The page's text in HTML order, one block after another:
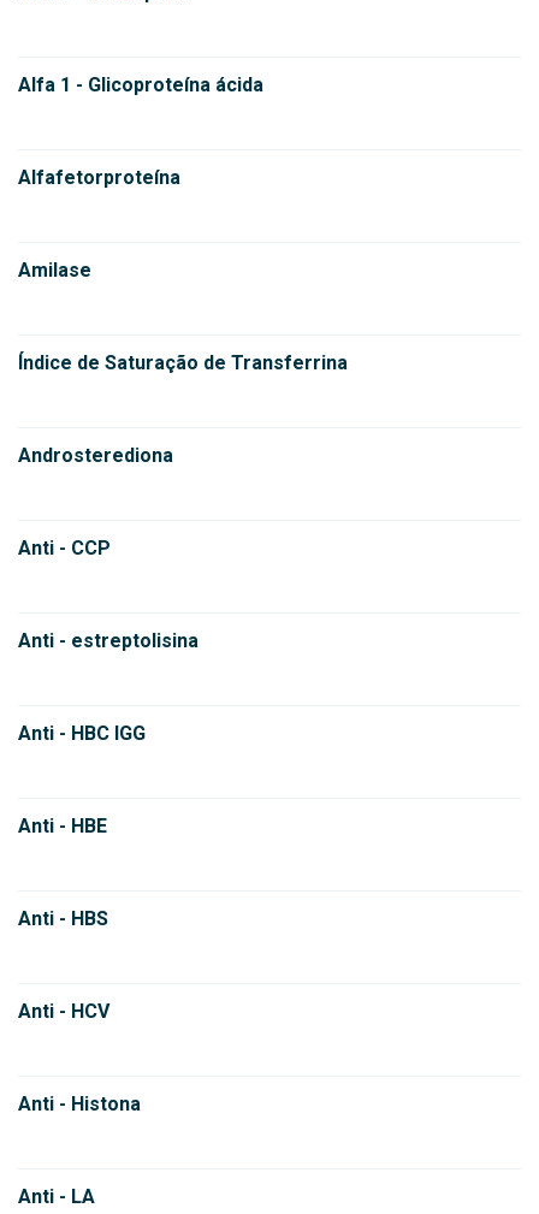
Alfa 1 - Glicoproteína ácida
Alfafetorproteína
Amilase
Índice de Saturação de Transferrina
Androsterediona
Anti - CCP
Anti - estreptolisina
Anti - HBC IGG
Anti - HBE
Anti - HBS
Anti - HCV
Anti - Histona
Anti - LA